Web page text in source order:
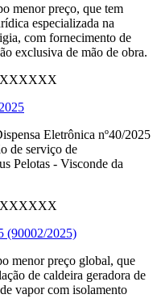
menor preço, que tem
especializada na
com fornecimento de
exclusiva de mão de obra.
Eletrônica nº40/2025
de serviço de
Pelotas - Visconde da
(90002/2025)
menor preço global, que
de caldeira geradora de
vapor com isolamento